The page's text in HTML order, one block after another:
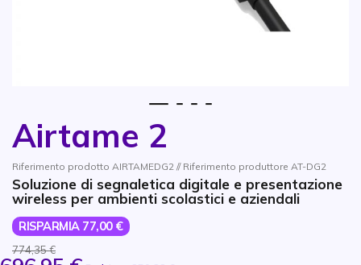
Airtame 2
Riferimento prodotto AIRTAMEDG2 // Riferimento produttore AT-DG2
Soluzione di segnaletica digitale e presentazione
wireless per ambienti scolastici e aziendali
RISPARMIA 77,00 €
774,35 €
Vai all'inizio della galleria di immagini